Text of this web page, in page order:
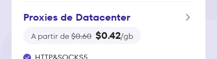
Proxies de Datacenter
A partir de$0.60 $0.42/gb